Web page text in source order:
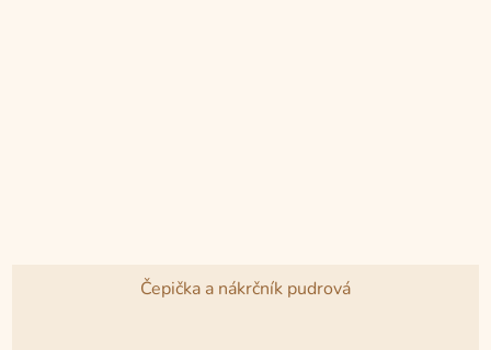
Čepička a nákrčník pudrová